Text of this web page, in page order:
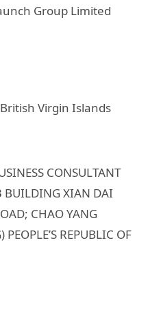
Group Limited
British Virgin Islands
CONSULTANT
BUILDING XIAN DAI
CHAO YANG
REPUBLIC OF